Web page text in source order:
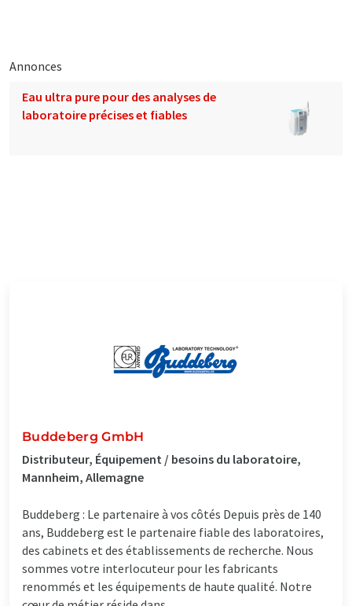
Annonces
Eau ultra pure pour des analyses de
laboratoire précises et fiables
Buddeberg GmbH
Distributeur, Équipement / besoins du laboratoire,
Mannheim, Allemagne
Buddeberg : Le partenaire à vos côtés Depuis près de 140
ans, Buddeberg est le partenaire fiable des laboratoires,
des cabinets et des établissements de recherche. Nous
sommes votre interlocuteur pour les fabricants
renommés et les équipements de haute qualité. Notre